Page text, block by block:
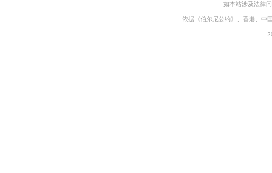
如本站涉及法律
依据《伯尔尼公约》、香港、中